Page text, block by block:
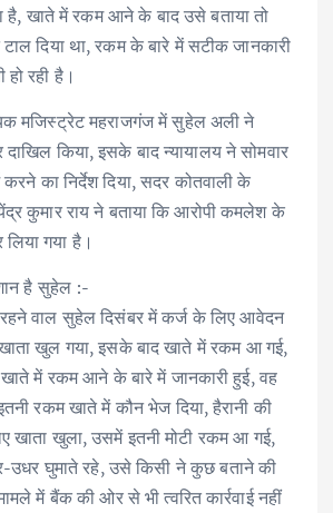
है, खाते में रकम आने के बाद उसे बताया तो
दिया था, रकम के बारे में सटीक जानकारी
रही है।
मजिस्ट्रेट महराजगंज में सुहेल अली ने
दाखिल किया, इसके बाद न्यायालय ने सोमवार
का निर्देश दिया, सदर कोतवाली के
कुमार राय ने बताया कि आरोपी कमलेश के
गया है।
है सुहेल :-
रहने वाल सुहेल दिसंबर में कर्ज के लिए आवेदन
खुल गया, इसके बाद खाते में रकम आ गई,
में रकम आने के बारे में जानकारी हुई, वह
रकम खाते में कौन भेज दिया, हैरानी की
खाता खुला, उसमें इतनी मोटी रकम आ गई,
उधर घुमाते रहे, उसे किसी ने कुछ बताने की
में बैंक की ओर से भी त्वरित कार्रवाई नहीं